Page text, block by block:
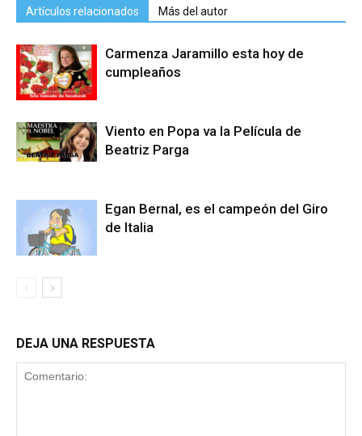
Artículos relacionados Más del autor
Carmenza Jaramillo esta hoy de
cumpleaños
Viento en Popa va la Película de
Beatriz Parga
Egan Bernal, es el campeón del Giro
de Italia
DEJA UNA RESPUESTA